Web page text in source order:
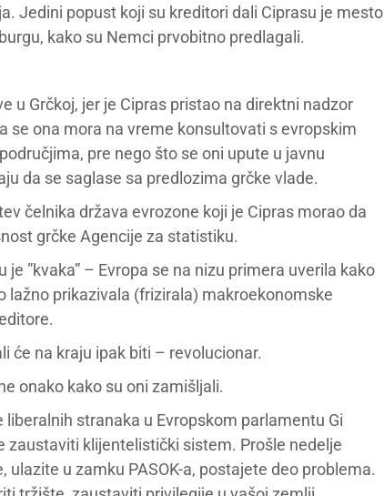
Jedini popust koji su kreditori dali Ciprasu je mesto
kako su Nemci prvobitno predlagali.
u Grčkoj, jer je Cipras pristao na direktni nadzor
se ona mora na vreme konsultovati s evropskim
pre nego što se oni upute u javnu
da se saglase sa predlozima grčke vlade.
čelnika država evrozone koji je Cipras morao da
grčke Agencije za statistiku.
”kvaka” – Evropa se na nizu primera uverila kako
lažno prikazivala (frizirala) makroekonomske
će na kraju ipak biti – revolucionar.
onako kako su oni zamišljali.
stranaka u Evropskom parlamentu Gi
zaustaviti klijentelistički sistem. Prošle nedelje
u zamku PASOK-a, postajete deo problema.